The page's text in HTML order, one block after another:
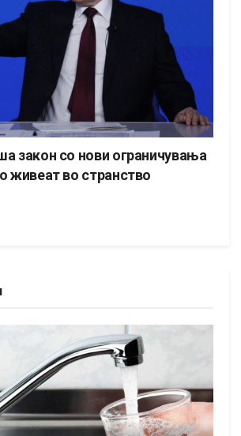
закон со нови ограничувања
живеат во странство